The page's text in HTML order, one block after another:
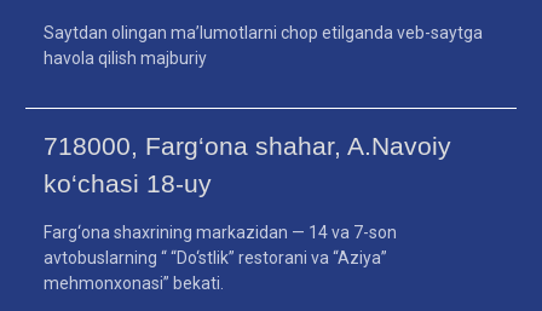
Saytdan olingan ma’lumotlarni chop etilganda veb-saytga
havola qilish majburiy
718000, Farg‘ona shahar, A.Navoiy
ko‘chasi 18-uy
Farg‘ona shaxrining markazidan — 14 va 7-son
avtobuslarning “ “Do‘stlik” restorani va “Aziya”
mehmonxonasi” bekati.